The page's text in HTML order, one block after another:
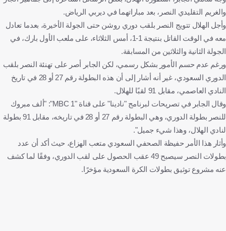
والغريم التقليدي النصر، بعد مباراتهما في ديربي الرياض.
وأجل الهلال تتويج النصر بلقب دوري روشن حتى الجولة الأخيرة، بعدما تعادل
معه في الوقت القاتل بنتيجة 1-1، أمس الثلاثاء، على ملعب الأول بارك، في
الجولة الثانية والثلاثين من المسابقة.
ورغم عدم حسم الأمور بشكل رسمي، لكن الجابر أصر على تهنئة النصر بلقب
الدوري السعودي، غير أنه أشار إلى أن هذه البطولة رقم 27 أو 28 في تاريخ
النادي العاصمي، مقابل 91 لقبًا للهلال.
وقال الجابر في تصريحات لبرنامج "نادينا" على قناة "MBC 1": "ألف مبروك
للنصر بطولة الدوري، وهي البطولة رقم 27 أو 28 في تاريخه، مقابل 91 بطولة
لنادي الهلال، وهذا شيء جميل".
وأثار هذا الأمر حفيظة الصحفي السعودي متعب الهزاع، حيث أكد أن عدد
بطولات النصر سيصبح 49 عقب الحصول على لقب الدوري، وفقًا لما كشف
عنه مشروع توثيق بطولات الكرة السعودية مؤخرًا.